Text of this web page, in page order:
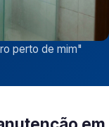
perto de mim"